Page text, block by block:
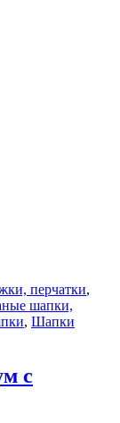
перчатки,
шапки,
, Шапки
с